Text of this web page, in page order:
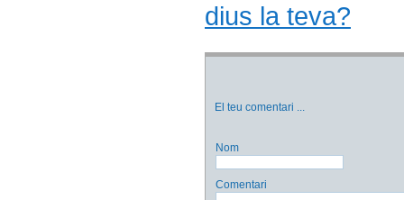
dius la teva?
El teu comentari ...
Nom
Comentari